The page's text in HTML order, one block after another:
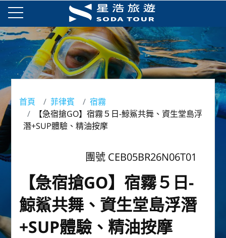
首頁 菲律賓
宿霧
【急宿搶GO】宿霧５日-鯨鯊共舞、資生堂島浮
潛+SUP體驗、精油按摩
團號 CEB05BR26N06T01
【急宿搶GO】宿霧５日-
鯨鯊共舞、資生堂島浮潛
+SUP體驗、精油按摩